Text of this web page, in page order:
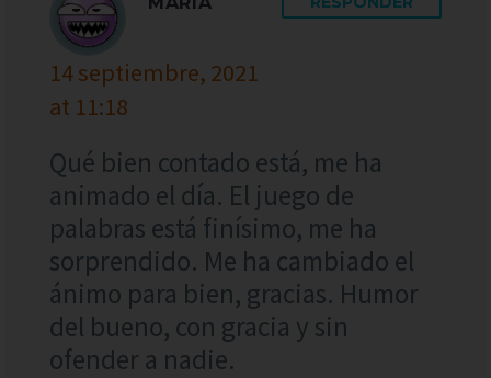
14 septiembre, 2021
at 11:18
Qué bien contado está, me ha
animado el día. El juego de
palabras está finísimo, me ha
sorprendido. Me ha cambiado el
ánimo para bien, gracias. Humor
del bueno, con gracia y sin
ofender a nadie.